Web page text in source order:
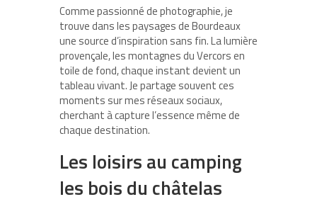
Comme passionné de photographie, je
trouve dans les paysages de Bourdeaux
une source d’inspiration sans fin. La lumière
provençale, les montagnes du Vercors en
toile de fond, chaque instant devient un
tableau vivant. Je partage souvent ces
moments sur mes réseaux sociaux,
cherchant à capture l’essence même de
chaque destination.
Les loisirs au camping
les bois du châtelas